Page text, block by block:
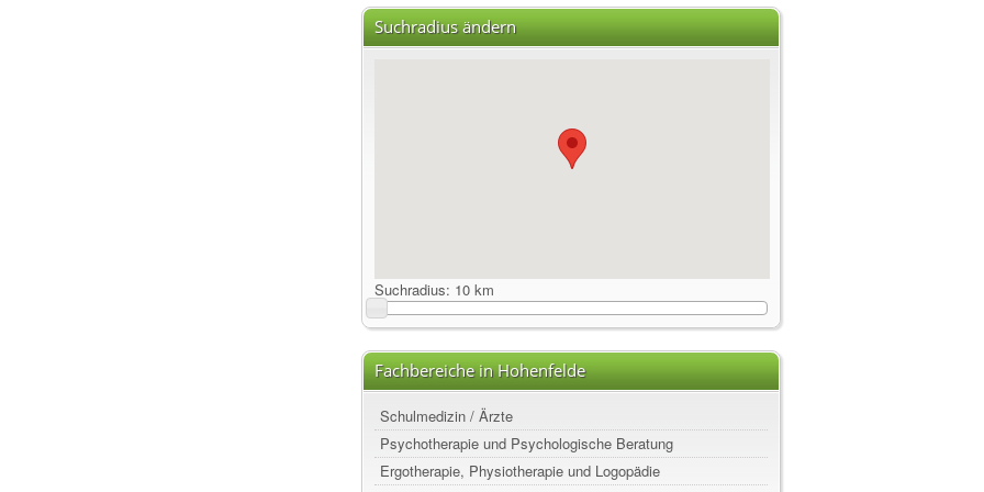
Suchradius ändern
Suchradius: 10 km
Fachbereiche in Hohenfelde
Schulmedizin / Ärzte
Psychotherapie und Psychologische Beratung
Ergotherapie, Physiotherapie und Logopädie